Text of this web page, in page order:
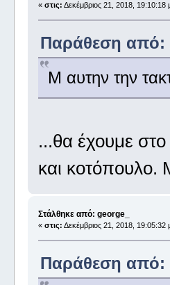
« στις: Δεκέμβριος 21, 2018, 19:10:18
Παράθεση από:
Μ αυτην την
...θα έχουμε στο
και κοτόπουλο.
Στάλθηκε από: george_
« στις: Δεκέμβριος 21, 2018, 19:05:32
Παράθεση από: